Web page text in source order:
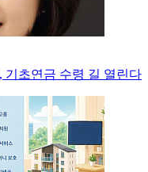
기초연금 수령 길 열린다